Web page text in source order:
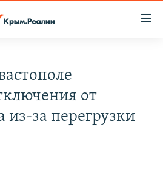
КРЫМА
от
из-за перегрузки